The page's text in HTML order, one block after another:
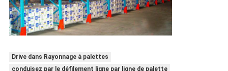
Drive dans Rayonnage à palettes
conduisez par le défilement ligne par ligne de palette